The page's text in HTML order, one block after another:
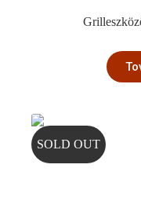
SOLD OUT